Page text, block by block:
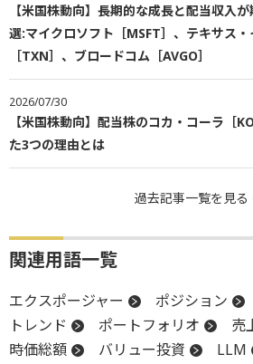
【米国株動向】長期的な成長と配当収入
選:マイクロソフト［MSFT］、テキサス
［TXN］、ブロードコム［AVGO］
2026/07/30
【米国株動向】配当株のコカ・コーラ［
た3つの理由とは
過去記事一覧を見る
関連用語一覧
エクスポージャー ポジション
トレンド
ポートフォリオ 売
時価総額
バリュー投資 LLM